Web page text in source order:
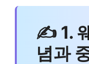
✍ 1.
념과